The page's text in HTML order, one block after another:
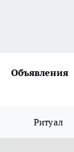
Объявления
Ритуал